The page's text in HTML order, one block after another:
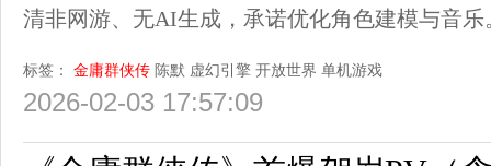
清非网游、无AI生成，承诺优化角色建模与音
标签： 金庸群侠传 陈默 虚幻引擎 开放世界 单机游戏
2026-02-03 17:57:09